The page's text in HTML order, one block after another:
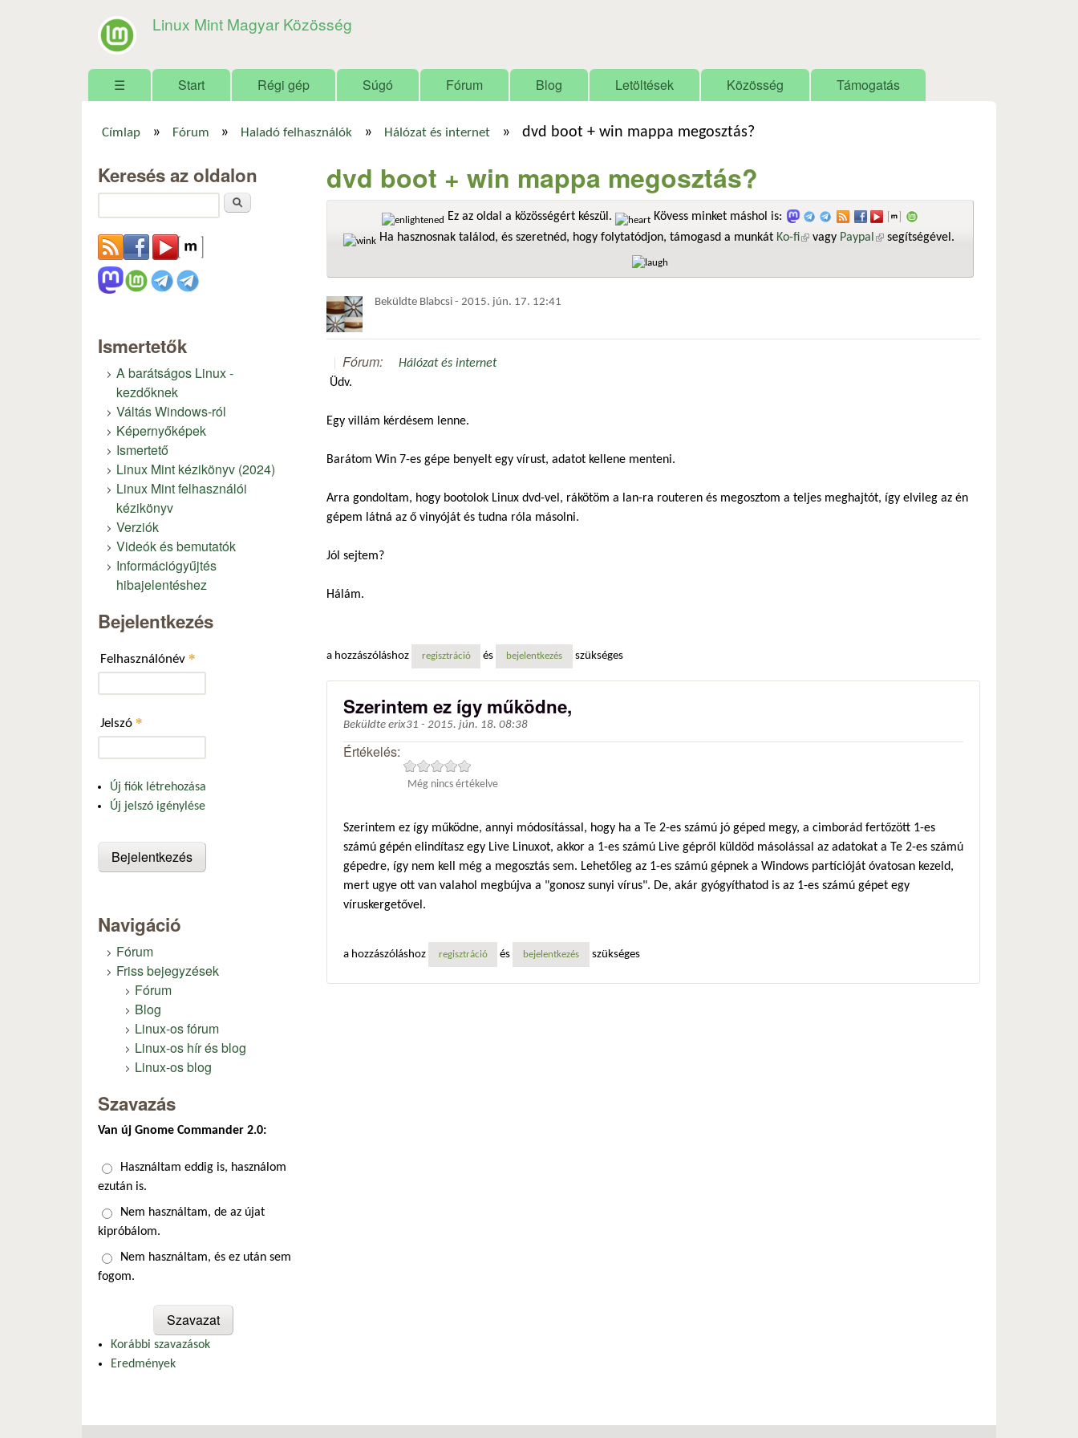
Linux Mint Magyar Közösség
Főmenü
☰ Start Régi gép Súgó Fórum Blog Letöltések Közösség Támogatás
Címlap » Fórum » Haladó felhasználók » Hálózat és internet » dvd boot + win mappa megosztás?
dvd boot + win mappa megosztás?
Ez az oldal a közösségért készül.
Kövess minket máshol is:
Ha hasznosnak találod, és szeretnéd, hogy folytatódjon, támogasd a munkát Ko-fi(külső hivatkozás)
vagy Paypal (külső hivatkozás)
segítségével.
Beküldte Blabcsi - 2015. jún. 17. 12:41
Fórum:
Hálózat és internet
Üdv.
Egy villám kérdésem lenne.
Barátom Win 7-es gépe benyelt egy vírust, adatot kellene menteni.
Arra gondoltam, hogy bootolok Linux dvd-vel, rákötöm a lan-ra routeren és megosztom a teljes meghajtót, így elvileg az én
gépem látná az ő vinyóját és tudna róla másolni.
Jól sejtem?
Hálám.
a hozzászóláshoz regisztráció és bejelentkezés szükséges
Szerintem ez így működne,
Beküldte erix31 - 2015. jún. 18. 08:38
Értékelés:
Még nincs értékelve
Szerintem ez így működne, annyi módosítással, hogy ha a Te 2-es számú jó géped megy, a cimborád fertőzött 1-es
számú gépén elindítasz egy Live Linuxot, akkor a 1-es számú Live gépről küldöd másolással az adatokat a Te 2-es számú
gépedre, így nem kell még a megosztás sem. Lehetőleg az 1-es számú gépnek a Windows partícióját óvatosan kezeld,
mert ugye ott van valahol megbújva a "gonosz sunyi vírus". De, akár gyógyíthatod is az 1-es számú gépet egy
víruskergetővel.
a hozzászóláshoz regisztráció és bejelentkezés szükséges
Keresés az oldalon
Ismertetők
A barátságos Linux -
kezdőknek
Váltás Windows-ról
Képernyőképek
Ismertető
Linux Mint kézikönyv (2024)
Linux Mint felhasználói
kézikönyv
Verziók
Videók és bemutatók
Információgyűjtés
hibajelentéshez
Bejelentkezés
Felhasználónév *
Jelszó *
Új fiók létrehozása
Új jelszó igénylése
Navigáció
Fórum
Friss bejegyzések
Fórum
Blog
Linux-os fórum
Linux-os hír és blog
Linux-os blog
Szavazás
Van új Gnome Commander 2.0:
Választások
Használtam eddig is, használom
ezután is.
Nem használtam, de az újat
kipróbálom.
Nem használtam, és ez után sem
fogom.
Korábbi szavazások
Eredmények